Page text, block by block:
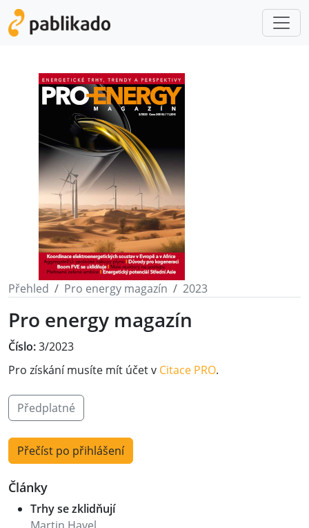
Přehled Pro energy magazín 2023
Pro energy magazín
Číslo:3/2023
Pro získání musíte mít účet v Citace PRO.
Předplatné
Přečíst po přihlášení
Články
Trhy se zklidňují